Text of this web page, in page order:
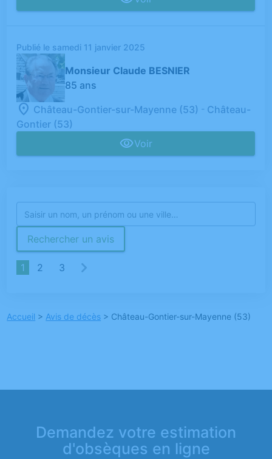
Publié le samedi 11 janvier 2025
Monsieur Claude BESNIER
85 ans
Château-Gontier-sur-Mayenne (53) - Château-
Gontier (53)
Voir
Rechercher un avis
1 2 3
Accueil > Avis de décès > Château-Gontier-sur-Mayenne (53)
Demandez votre estimation
d'obsèques en ligne